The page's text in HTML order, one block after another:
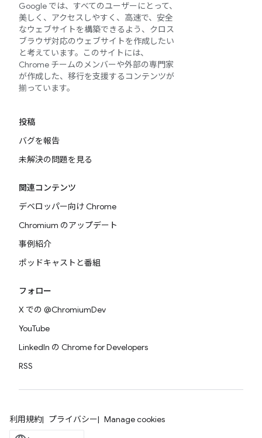
Google では、すべてのユーザーにとって、
美しく、アクセスしやすく、高速で、安全
なウェブサイトを構築できるよう、クロス
ブラウザ対応のウェブサイトを作成したい
と考えています。このサイトには、
Chrome チームのメンバーや外部の専門家
が作成した、移行を支援するコンテンツが
揃っています。
投稿
バグを報告
未解決の問題を見る
関連コンテンツ
デベロッパー向け Chrome
Chromium のアップデート
事例紹介
ポッドキャストと番組
フォロー
X での @ChromiumDev
YouTube
LinkedIn の Chrome for Developers
RSS
利用規約 プライバシー Manage cookies